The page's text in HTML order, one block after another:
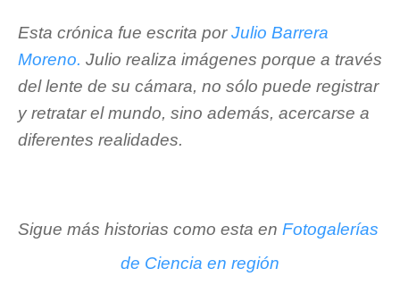
Esta crónica fue escrita por Julio Barrera
Moreno. Julio realiza imágenes porque a través
del lente de su cámara, no sólo puede registrar
y retratar el mundo, sino además, acercarse a
diferentes realidades.
Sigue más historias como esta en Fotogalerías
de Ciencia en región